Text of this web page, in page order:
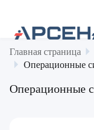
Главная страница
Операционные
Операционные